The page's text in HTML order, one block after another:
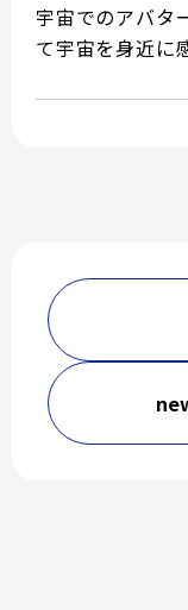
宇宙でのアバタ
て宇宙を身近に
〜「AVATAR